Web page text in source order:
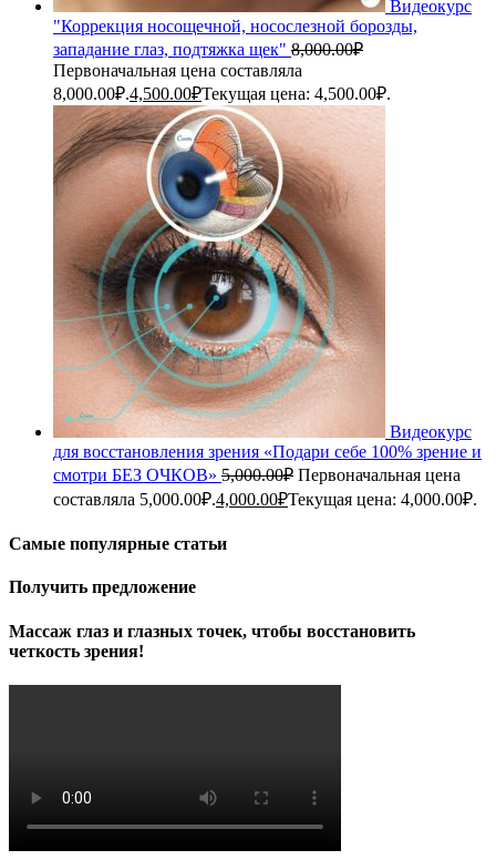
Видеокурс
"Коррекция носощечной, носослезной борозды,
западание глаз, подтяжка щек" 8,000.00₽
Первоначальная цена составляла
8,000.00₽.4,500.00₽Текущая цена: 4,500.00₽.
Видеокурс
для восстановления зрения «Подари себе 100% зрение и
смотри БЕЗ ОЧКОВ» 5,000.00₽ Первоначальная цена
составляла 5,000.00₽.4,000.00₽Текущая цена: 4,000.00₽.
Самые популярные статьи
Получить предложение
Массаж глаз и глазных точек, чтобы восстановить
четкость зрения!